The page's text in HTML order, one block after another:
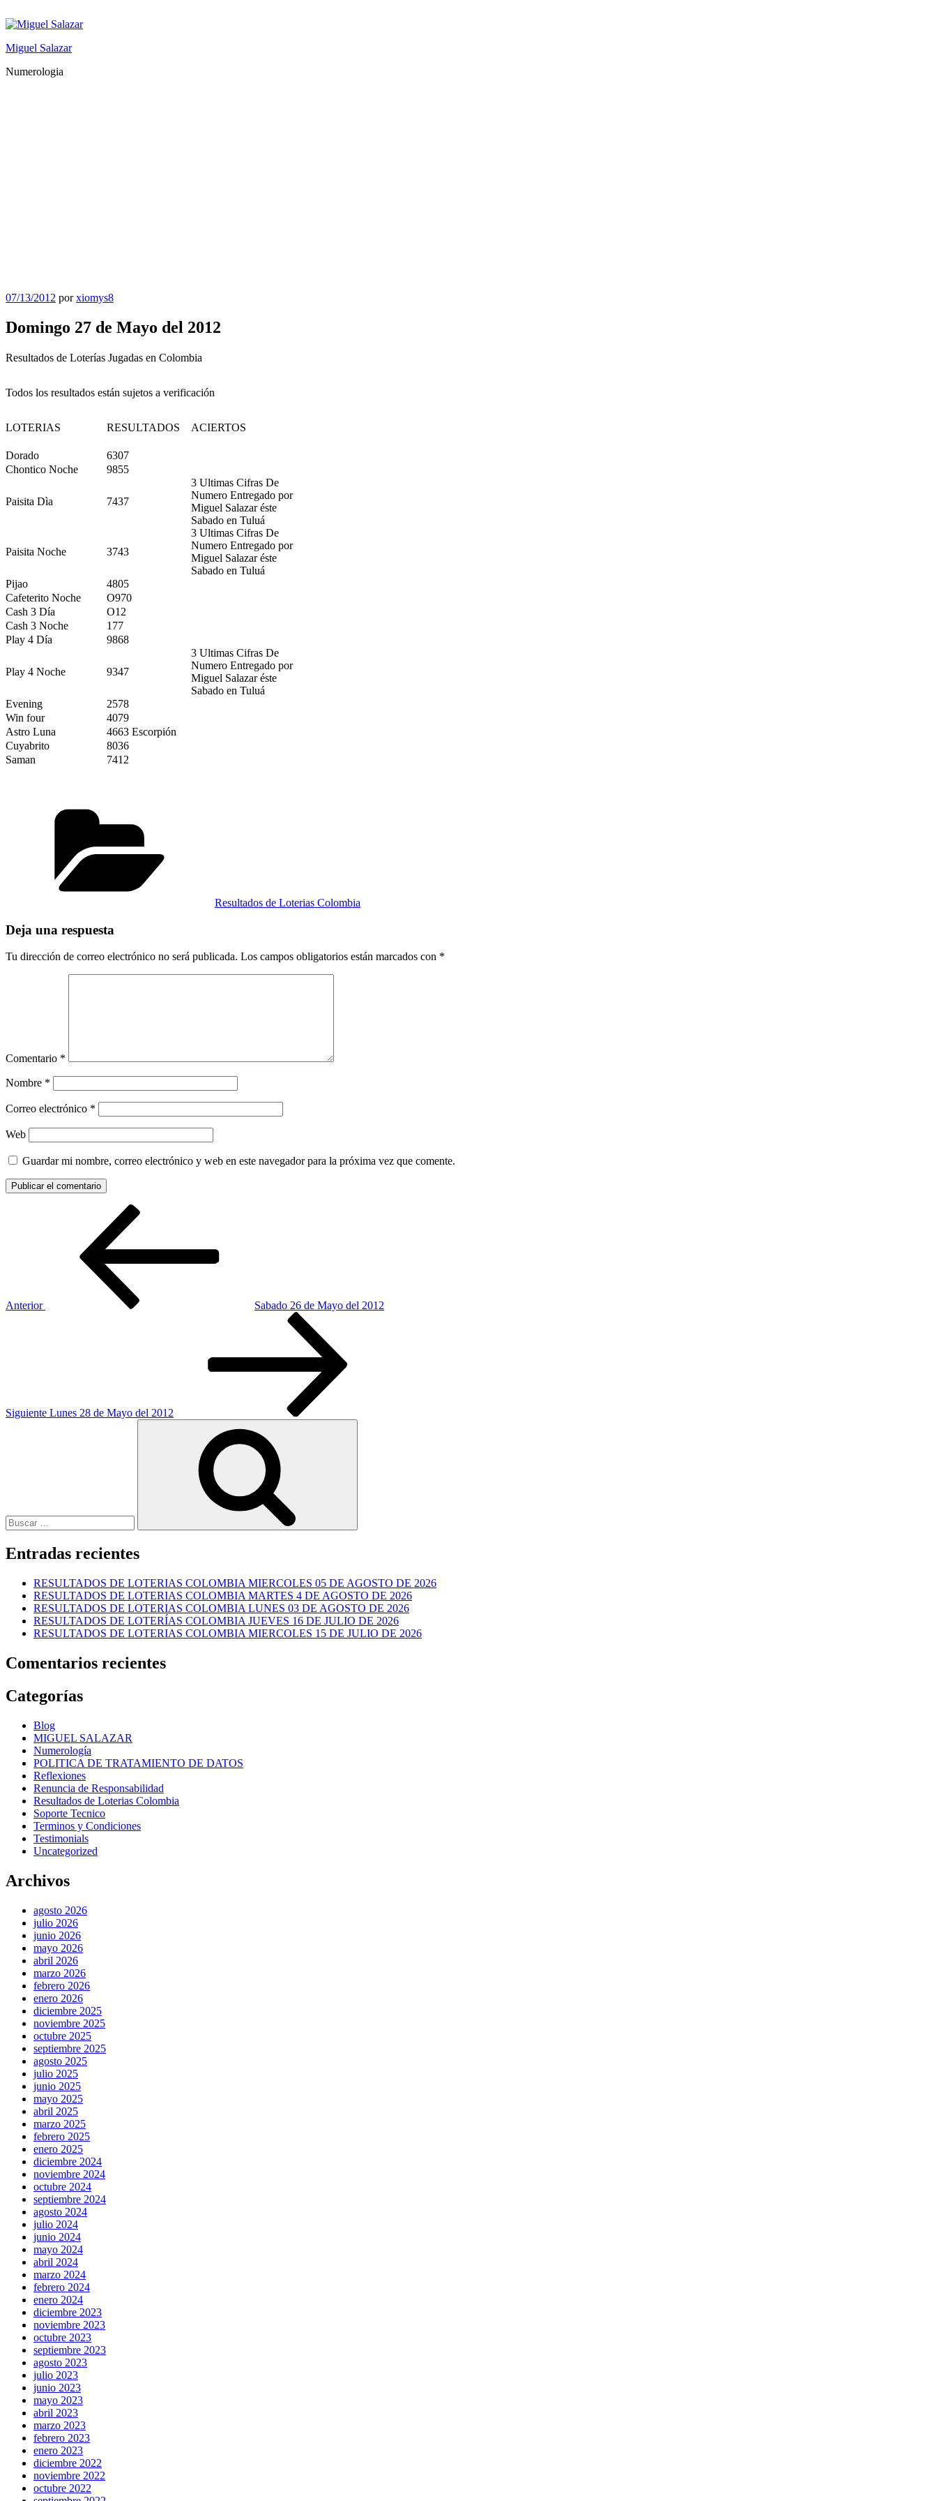
al
Miguel Salazar
Numerologia
Publicado
07/13/2012 porxiomys8
Domingo 27 de Mayo del 2012
Resultados de Loterías Jugadas en Colombia
Todos los resultados están sujetos a verificación
LOTERIAS RESULTADOS ACIERTOS
Dorado
6307
Chontico Noche
9855
Paisita Dìa 7437
3 Ultimas Cifras De
Numero Entregado por
Miguel Salazar éste
Sabado en Tuluá
Paisita Noche 3743
3 Ultimas Cifras De
Numero Entregado por
Miguel Salazar éste
Sabado en Tuluá
Pijao
4805
Cafeterito Noche
O970
Cash 3 Día
O12
Cash 3 Noche
177
Play 4 Día
9868
Play 4 Noche 9347
3 Ultimas Cifras De
Numero Entregado por
Miguel Salazar éste
Sabado en Tuluá
Evening
2578
Win four
4079
Astro Luna
4663 Escorpión
Cuyabrito
8036
Saman
7412
Resultados de Loterias Colombia
Deja una respuesta
Tu dirección de correo electrónico no será publicada. Los campos obligatorios están marcados con *
Comentario *
Nombre *
Correo electrónico *
Web
Guardar mi nombre, correo electrónico y web en este navegador para la próxima vez que comente.
Anterior
Sabado 26 de Mayo del 2012
Siguiente Lunes 28 de Mayo del 2012
Entradas recientes
RESULTADOS DE LOTERIAS COLOMBIA MIERCOLES 05 DE AGOSTO DE 2026
RESULTADOS DE LOTERIAS COLOMBIA MARTES 4 DE AGOSTO DE 2026
RESULTADOS DE LOTERIAS COLOMBIA LUNES 03 DE AGOSTO DE 2026
RESULTADOS DE LOTERÍAS COLOMBIA JUEVES 16 DE JULIO DE 2026
RESULTADOS DE LOTERIAS COLOMBIA MIERCOLES 15 DE JULIO DE 2026
Comentarios recientes
Categorías
Blog
MIGUEL SALAZAR
Numerología
POLITICA DE TRATAMIENTO DE DATOS
Reflexiones
Renuncia de Responsabilidad
Resultados de Loterias Colombia
Soporte Tecnico
Terminos y Condiciones
Testimonials
Uncategorized
Archivos
agosto 2026
julio 2026
junio 2026
mayo 2026
abril 2026
marzo 2026
febrero 2026
enero 2026
diciembre 2025
noviembre 2025
octubre 2025
septiembre 2025
agosto 2025
julio 2025
junio 2025
mayo 2025
abril 2025
marzo 2025
febrero 2025
enero 2025
diciembre 2024
noviembre 2024
octubre 2024
septiembre 2024
agosto 2024
julio 2024
junio 2024
mayo 2024
abril 2024
marzo 2024
febrero 2024
enero 2024
diciembre 2023
noviembre 2023
octubre 2023
septiembre 2023
agosto 2023
julio 2023
junio 2023
mayo 2023
abril 2023
marzo 2023
febrero 2023
enero 2023
diciembre 2022
noviembre 2022
octubre 2022